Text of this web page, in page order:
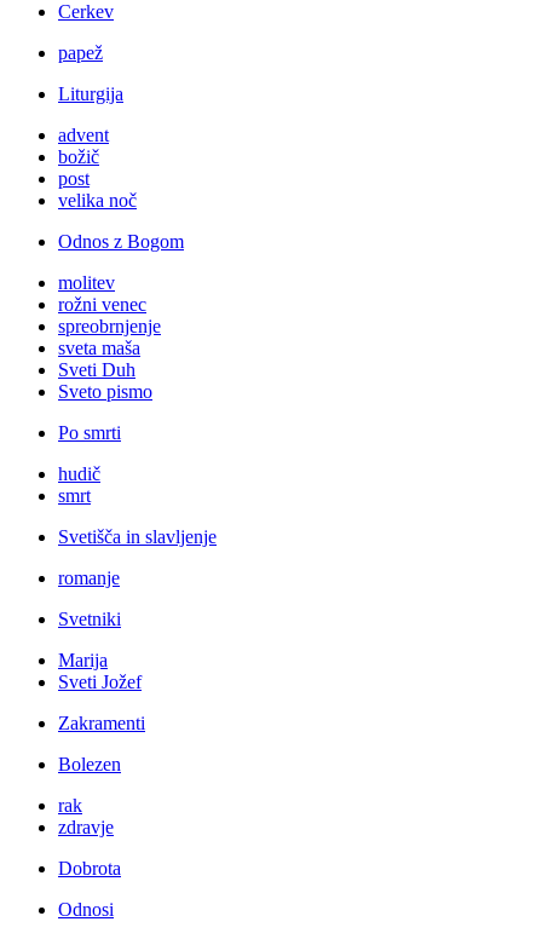
Cerkev
papež
Liturgija
advent
božič
post
velika noč
Odnos z Bogom
molitev
rožni venec
spreobrnjenje
sveta maša
Sveti Duh
Sveto pismo
Po smrti
hudič
smrt
Svetišča in slavljenje
romanje
Svetniki
Marija
Sveti Jožef
Zakramenti
Bolezen
rak
zdravje
Dobrota
Odnosi